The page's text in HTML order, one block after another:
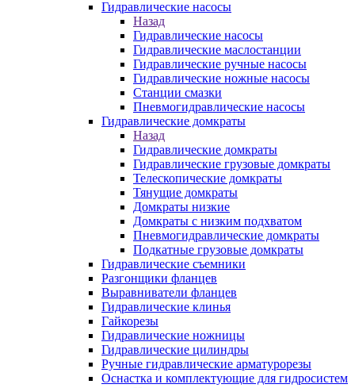
Гидравлические насосы
Назад
Гидравлические насосы
Гидравлические маслостанции
Гидравлические ручные насосы
Гидравлические ножные насосы
Станции смазки
Пневмогидравлические насосы
Гидравлические домкраты
Назад
Гидравлические домкраты
Гидравлические грузовые домкраты
Телескопические домкраты
Тянущие домкраты
Домкраты низкие
Домкраты с низким подхватом
Пневмогидравлические домкраты
Подкатные грузовые домкраты
Гидравлические съемники
Разгонщики фланцев
Выравниватели фланцев
Гидравлические клинья
Гайкорезы
Гидравлические ножницы
Гидравлические цилиндры
Ручные гидравлические арматурорезы
Оснастка и комплектующие для гидросистем